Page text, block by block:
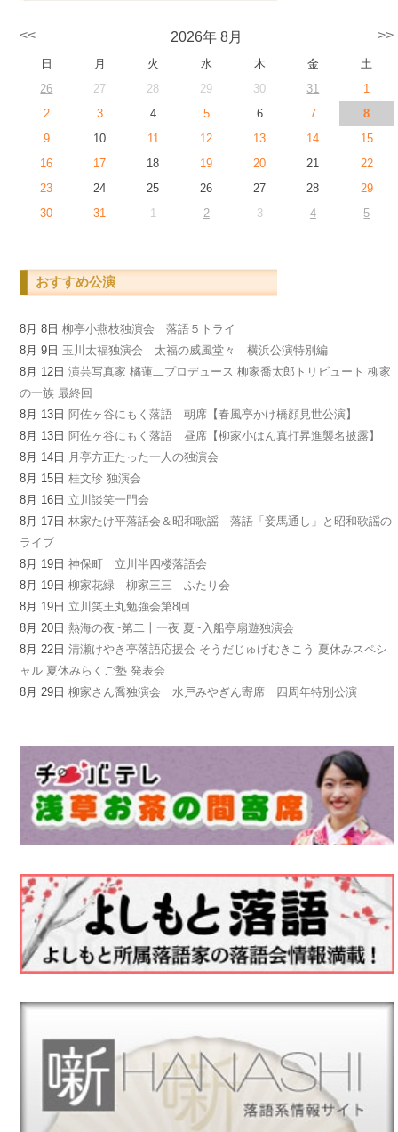
<< 2026年 8月 >>
日 月 火 水 木 金
土
26
27 28 29 30 31
1
2
3 4 5 6 7
8
9
10 11 12 13 14
15
16
17 18 19 20 21
22
23
24 25 26 27 28
29
30
31 1 2 3 4 5
おすすめ公演
8月 8日柳亭小燕枝独演会 落語５トライ
8月 9日 玉川太福独演会 太福の威風堂々 横浜公演特別編
8月 12日演芸写真家 橘蓮二プロデュース 柳家喬太郎トリビュート 柳家
の一族 最終回
8月 13日阿佐ヶ谷にもく落語 朝席【春風亭かけ橋顔見世公演】
8月 13日阿佐ヶ谷にもく落語 昼席【柳家小はん真打昇進襲名披露】
8月 14日 月亭方正たった一人の独演会
8月 15日桂文珍 独演会
8月 16日 立川談笑一門会
8月 17日林家たけ平落語会＆昭和歌謡 落語「妾馬通し」と昭和歌謡の
ライブ
8月 19日神保町 立川半四楼落語会
8月 19日柳家花緑 柳家三三 ふたり会
8月 19日 立川笑王丸勉強会第8回
8月 20日熱海の夜~第二十一夜 夏~入船亭扇遊独演会
8月 22日清瀬けやき亭落語応援会 そうだじゅげむきこう 夏休みスペシ
ャル 夏休みらくご塾 発表会
8月 29日柳家さん喬独演会 水戸みやぎん寄席 四周年特別公演